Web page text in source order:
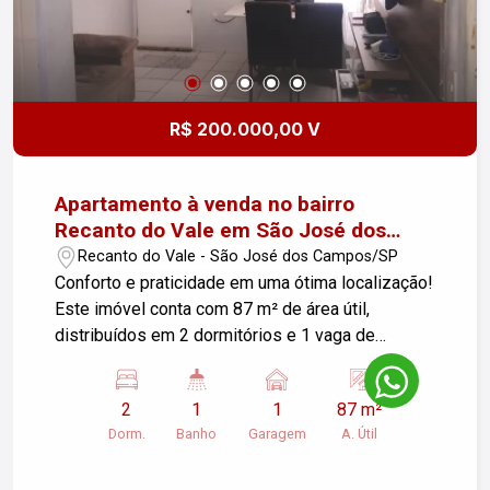
benefício. Agende sua visita e venha conhecer de
perto tudo o que este imóvel tem a oferecer.
R$ 200.000,00 V
Apartamento à venda no bairro
Recanto do Vale em São José dos
Campos/SP.
Recanto do Vale - São José dos Campos/SP
Conforto e praticidade em uma ótima localização!
Este imóvel conta com 87 m² de área útil,
distribuídos em 2 dormitórios e 1 vaga de
garagem, oferecendo um espaço confortável para
você e sua família.Localizado na Estrada Dom
José Antonio do Couto, no bairro Santa Cecília,
em São José dos Campos, o imóvel é uma
2
Dorm.
1
Banho
1
Garagem
87 m²
A. Útil